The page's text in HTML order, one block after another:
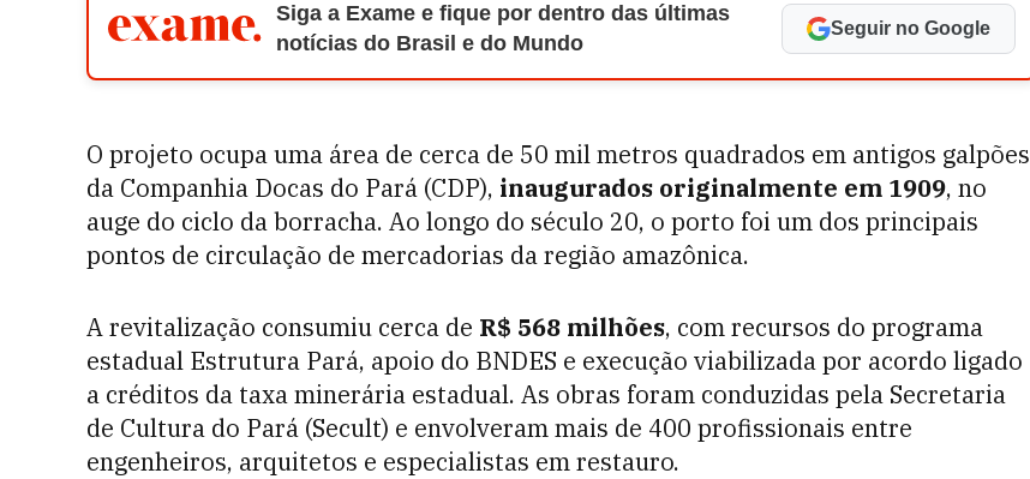
Siga a Exame e fique por dentro das últimas
notícias do Brasil e do Mundo
Seguir no Google
O projeto ocupa uma área de cerca de 50 mil metros quadrados em antigos galpões
da Companhia Docas do Pará (CDP), inaugurados originalmente em 1909, no
auge do ciclo da borracha. Ao longo do século 20, o porto foi um dos principais
pontos de circulação de mercadorias da região amazônica.
A revitalização consumiu cerca de R$ 568 milhões, com recursos do programa
estadual Estrutura Pará, apoio do BNDES e execução viabilizada por acordo ligado
a créditos da taxa minerária estadual. As obras foram conduzidas pela Secretaria
de Cultura do Pará (Secult) e envolveram mais de 400 profissionais entre
engenheiros, arquitetos e especialistas em restauro.